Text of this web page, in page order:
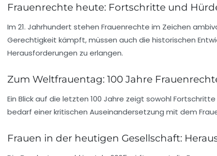
Frauenrechte heute: Fortschritte und
Im 21. Jahrhundert stehen Frauenrechte im Zeichen
Gerechtigkeit kämpft, müssen auch die historischen
Herausforderungen zu erlangen.
Zum Weltfrauentag: 100 Jahre
Ein Blick auf die letzten 100 Jahre zeigt sowohl
bedarf einer kritischen Auseinandersetzung mit dem
Frauen in der heutigen Gesellschaft: